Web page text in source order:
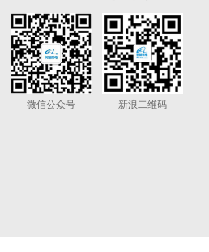
微信公众号 新浪二维码